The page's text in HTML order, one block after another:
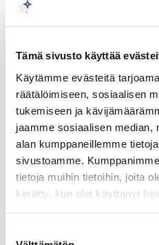
Tämä sivusto käyttää
Käytämme evästeitä
räätälöimiseen, sosiaalisen
tukemiseen ja
jaamme sosiaalisen median,
alan kumppaneillemme
sivustoamme.
tietoja muihin tietoihin, joita
kerätty, kun olet käyttänyt
Christian Ståhlberg ,
varatoimitusjohtaja,
16.15 Tekoäly
Antti Merilehto,
17.00 Päätössanat